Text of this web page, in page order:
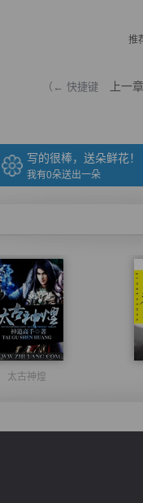
推
（← 快捷键 上一章
写的很棒，送朵鲜花！
我有0朵送出一朵
太古神煌